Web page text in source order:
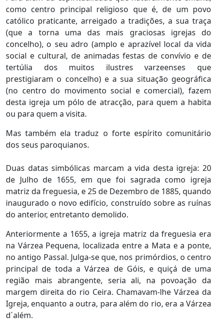
como centro principal religioso que é, de um povo
católico praticante, arreigado a tradições, a sua traça
(que a torna uma das mais graciosas igrejas do
concelho), o seu adro (amplo e aprazível local da vida
social e cultural, de animadas festas de convívio e de
tertúlia dos muitos ilustres varzeenses que
prestigiaram o concelho) e a sua situação geográfica
(no centro do movimento social e comercial), fazem
desta igreja um pólo de atracção, para quem a habita
ou para quem a visita.
Mas também ela traduz o forte espírito comunitário
dos seus paroquianos.
Duas datas simbólicas marcam a vida desta igreja: 20
de Julho de 1655, em que foi sagrada como igreja
matriz da freguesia, e 25 de Dezembro de 1885, quando
inaugurado o novo edifício, construído sobre as ruínas
do anterior, entretanto demolido.
Anteriormente a 1655, a igreja matriz da freguesia era
na Várzea Pequena, localizada entre a Mata e a ponte,
no antigo Passal. Julga-se que, nos primórdios, o centro
principal de toda a Várzea de Góis, e quiçá de uma
região mais abrangente, seria ali, na povoação da
margem direita do rio Ceira. Chamavam-lhe Várzea da
Igreja, enquanto a outra, para além do rio, era a Várzea
d´além.